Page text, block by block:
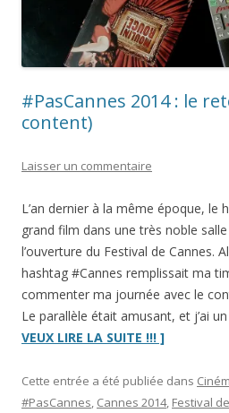
#PasCannes 2014 : le
content)
Laisser un commentaire
L’an dernier à la même époque, le
grand film dans une très noble
l’ouverture du Festival de Cannes.
hashtag #Cannes remplissait ma
commenter ma journée avec le
Le parallèle était amusant, et j’ai
VEUX LIRE LA SUITE !!! ]
le
Cette entrée a été publiée dans
#PasCannes, Cannes 2014, Festival